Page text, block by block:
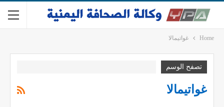
Home غواتيمالا
تصفح الوسم
غواتيمالا